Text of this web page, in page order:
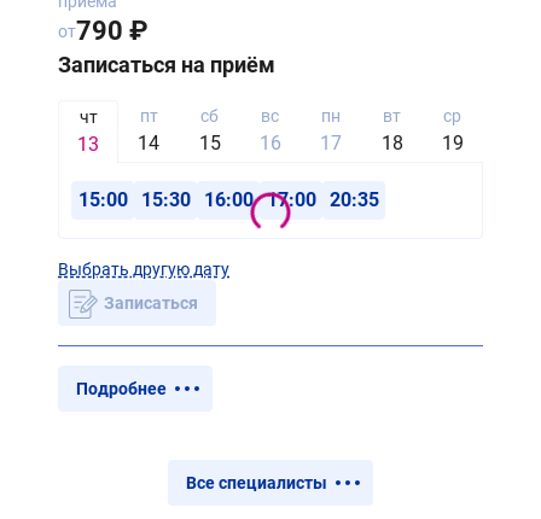
от790 ₽
Записаться на приём
чт
13
пт
14
сб
15
вс
16
пн
17
вт
18
ср
19
15:00 15:30 16:00 17:00 20:35
Выбрать другую дату
Записаться
Подробнее
Все специалисты